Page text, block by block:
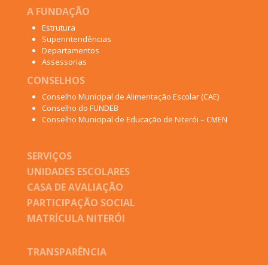
A FUNDAÇÃO
Estrutura
Superintendências
Departamentos
Assessorias
CONSELHOS
Conselho Municipal de Alimentação Escolar (CAE)
Conselho do FUNDEB
Conselho Municipal de Educação de Niterói – CMEN
SERVIÇOS
UNIDADES ESCOLARES
CASA DE AVALIAÇÃO
PARTICIPAÇÃO SOCIAL
MATRÍCULA NITERÓI
TRANSPARÊNCIA